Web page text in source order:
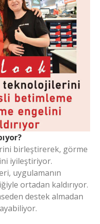
birleştirerek, görme
iyileştiriyor.
uygulamanın
ortadan kaldırıyor.
destek almadan